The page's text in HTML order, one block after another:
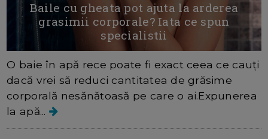
Baile cu gheata pot ajuta la arderea
grasimii corporale? Iata ce spun
specialistii
O baie în apă rece poate fi exact ceea ce cauți
dacă vrei să reduci cantitatea de grăsime
corporală nesănătoasă pe care o ai.Expunerea
la apă...